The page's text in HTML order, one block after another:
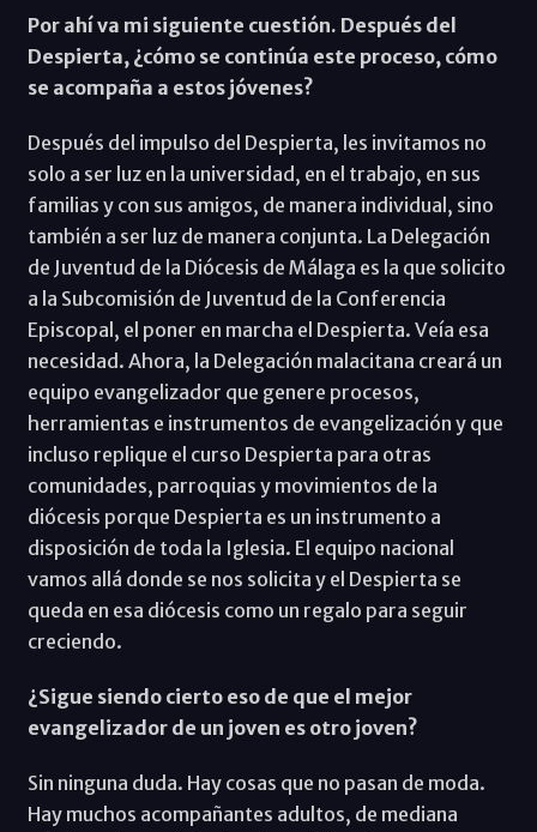
Por ahí va mi siguiente cuestión. Después del
Despierta, ¿cómo se continúa este proceso, cómo
se acompaña a estos jóvenes?
Después del impulso del Despierta, les invitamos no
solo a ser luz en la universidad, en el trabajo, en sus
familias y con sus amigos, de manera individual, sino
también a ser luz de manera conjunta. La Delegación
de Juventud de la Diócesis de Málaga es la que solicito
a la Subcomisión de Juventud de la Conferencia
Episcopal, el poner en marcha el Despierta. Veía esa
necesidad. Ahora, la Delegación malacitana creará un
equipo evangelizador que genere procesos,
herramientas e instrumentos de evangelización y que
incluso replique el curso Despierta para otras
comunidades, parroquias y movimientos de la
diócesis porque Despierta es un instrumento a
disposición de toda la Iglesia. El equipo nacional
vamos allá donde se nos solicita y el Despierta se
queda en esa diócesis como un regalo para seguir
creciendo.
¿Sigue siendo cierto eso de que el mejor
evangelizador de un joven es otro joven?
Sin ninguna duda. Hay cosas que no pasan de moda.
Hay muchos acompañantes adultos, de mediana